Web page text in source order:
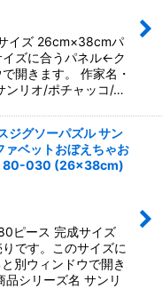
イズ 26cm×38cmパ
ズに合うパネル←ク
開きます。 作家名・
ンリオ/ポチャッコ/…
ジグソーパズル サン
ァベットおぼえちゃお
80-030 (26×38cm)
ピース 完成サイズ
です。このサイズに
別ウィンドウで開き
品シリーズ名 サンリ